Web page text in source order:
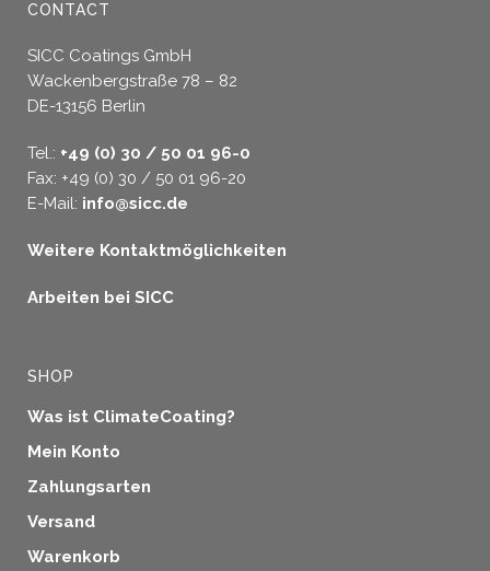
CONTACT
SICC Coatings GmbH
Wackenbergstraße 78 – 82
DE-13156 Berlin
Tel.: +49 (0) 30 / 50 01 96-0
Fax: +49 (0) 30 / 50 01 96-20
E-Mail: info@sicc.de
Weitere Kontaktmöglichkeiten
Arbeiten bei SICC
SHOP
Was ist ClimateCoating?
Mein Konto
Zahlungsarten
Versand
Warenkorb